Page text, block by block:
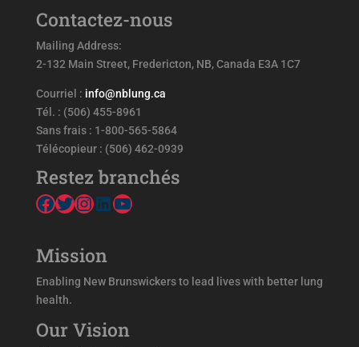
Contactez-nous
Mailing Address:
2-132 Main Street, Fredericton, NB, Canada E3A 1C7
Courriel : info@nblung.ca
Tél. : (506) 455-8961
Sans frais : 1-800-565-5864
Télécopieur : (506) 462-0939
Restez branchés
Facebook
Twitter
Instagram
LinkedIn
YouTube
Mission
Enabling New Brunswickers to lead lives with better lung
health.
Our Vision